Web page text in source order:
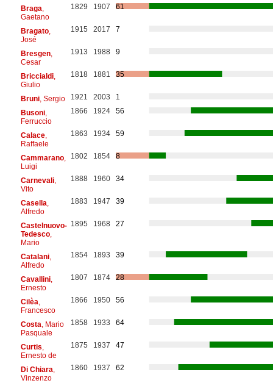
Braga
Gaetano
1829 1907 61
Bragato,
José
1915 2017 7
Bresgen,
Cesar
1913 1988 9
Briccialdi,
Giulio
1818 1881 35
Bruni, Sergio 1921 2003
1
Busoni,
Ferruccio
1866 1924 56
Calace,
Raffaele
1863 1934 59
Cammarano,
Luigi
1802 1854 8
Carnevali,
Vito
1888 1960 34
Casella
Alfredo
1883 1947 39
Castelnuovo-
Tedesco,
Mario
1895 1968 27
Catalani,
Alfredo
1854 1893 39
Cavallini,
Ernesto
1807 1874 28
Cilèa
Francesco
1866 1950 56
Costa , Mario
Pasquale
1858 1933 64
Curtis
Ernesto de
1875 1937 47
Di Chiara
Vinzenzo
1860 1937 62